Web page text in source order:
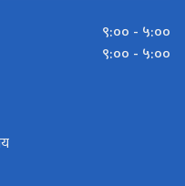
९:०० - ५:००
९:०० - ५:००